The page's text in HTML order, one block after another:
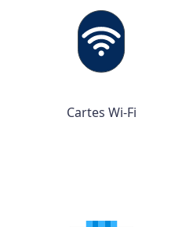
Cartes Wi-Fi